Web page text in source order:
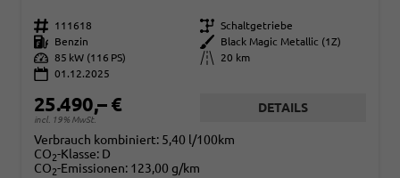
Fahrzeugnr. 111618 Getriebe Schaltgetriebe
Kraftstoff
Benzin Außenfarbe
Black Magic Metallic (1Z)
Leistung 85 kW (116 PS) Kilometerstand
20 km
01.12.2025
25.490,– €
incl. 19% MwSt.
DETAILS
Verbrauch kombiniert: 5,40 l/100km
CO2-Klasse: D
CO2-Emissionen: 123,00 g/km